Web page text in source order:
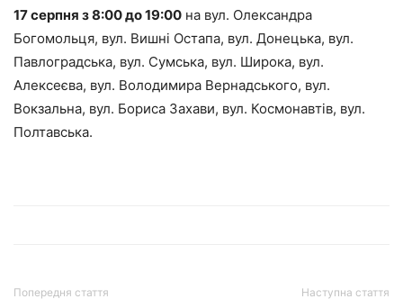
17 серпня з 8:00 до 19:00 на вул. Олександра
Богомольця, вул. Вишні Остапа, вул. Донецька, вул.
Павлоградська, вул. Сумська, вул. Широка, вул.
Алексеєва, вул. Володимира Вернадського, вул.
Вокзальна, вул. Бориса Захави, вул. Космонавтів, вул.
Полтавська.
Попередня стаття Наступна стаття